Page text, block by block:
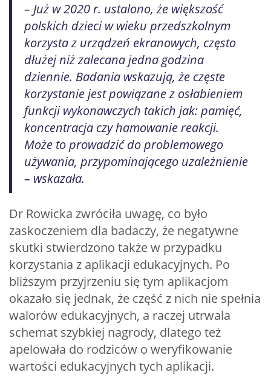
– Już w 2020 r. ustalono, że większość
polskich dzieci w wieku przedszkolnym
korzysta z urządzeń ekranowych, często
dłużej niż zalecana jedna godzina
dziennie. Badania wskazują, że częste
korzystanie jest powiązane z osłabieniem
funkcji wykonawczych takich jak: pamięć,
koncentracja czy hamowanie reakcji.
Może to prowadzić do problemowego
używania, przypominającego uzależnienie
– wskazała.
Dr Rowicka zwróciła uwagę, co było
zaskoczeniem dla badaczy, że negatywne
skutki stwierdzono także w przypadku
korzystania z aplikacji edukacyjnych. Po
bliższym przyjrzeniu się tym aplikacjom
okazało się jednak, że część z nich nie spełnia
walorów edukacyjnych, a raczej utrwala
schemat szybkiej nagrody, dlatego też
apelowała do rodziców o weryfikowanie
wartości edukacyjnych tych aplikacji.